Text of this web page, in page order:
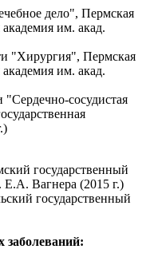
дело", Пермская
им. акад.
"Хирургия", Пермская
им. акад.
сосудистая
государственный
Е.А. Вагнера (2015 г.)
государственный
заболеваний: